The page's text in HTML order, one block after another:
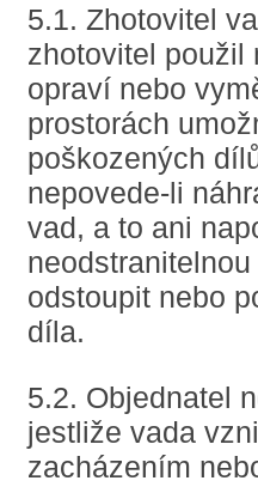
5.1. Zhotovitel
zhotovitel použil
opraví nebo
prostorách
poškozených
nepovede-li
vad, a to ani
odstoupit nebo
díla.
5.2. Objednatel
jestliže vada
zacházením